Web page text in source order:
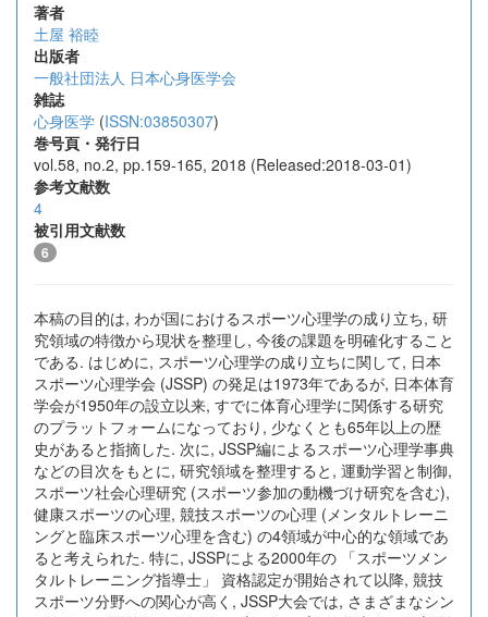
著者
土屋 裕睦
出版者
一般社団法人 日本心身医学会
雑誌
心身医学 (ISSN:03850307)
巻号頁・発行日
vol.58, no.2, pp.159-165, 2018 (Released:2018-03-01)
参考文献数
4
被引用文献数
6
本稿の目的は, わが国におけるスポーツ心理学の成り立ち, 研
究領域の特徴から現状を整理し, 今後の課題を明確化すること
である. はじめに, スポーツ心理学の成り立ちに関して, 日本
スポーツ心理学会 (JSSP) の発足は1973年であるが, 日本体育
学会が1950年の設立以来, すでに体育心理学に関係する研究
のプラットフォームになっており, 少なくとも65年以上の歴
史があると指摘した. 次に, JSSP編によるスポーツ心理学事典
などの目次をもとに, 研究領域を整理すると, 運動学習と制御,
スポーツ社会心理研究 (スポーツ参加の動機づけ研究を含む),
健康スポーツの心理, 競技スポーツの心理 (メンタルトレーニ
ングと臨床スポーツ心理を含む) の4領域が中心的な領域であ
ると考えられた. 特に, JSSPによる2000年の 「スポーツメン
タルトレーニング指導士」 資格認定が開始されて以降, 競技
スポーツ分野への関心が高く, JSSP大会では, さまざまなシン